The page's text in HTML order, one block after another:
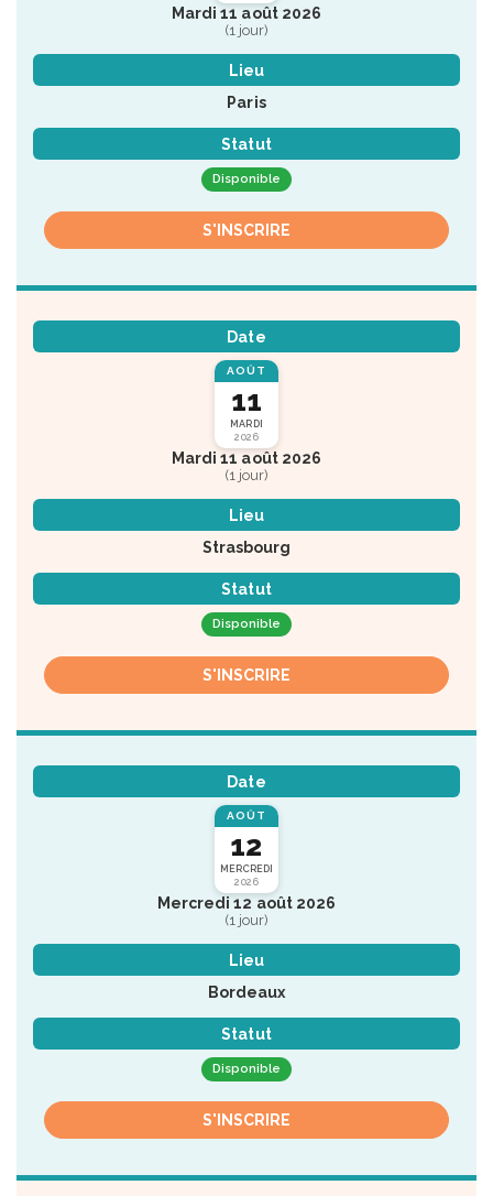
Mardi 11 août 2026
(1 jour)
Lieu
Paris
Statut
Disponible
S'INSCRIRE
Date
AOÛT
11
MARDI
2026
Mardi 11 août 2026
(1 jour)
Lieu
Strasbourg
Statut
Disponible
S'INSCRIRE
Date
AOÛT
12
MERCREDI
2026
Mercredi 12 août 2026
(1 jour)
Lieu
Bordeaux
Statut
Disponible
S'INSCRIRE